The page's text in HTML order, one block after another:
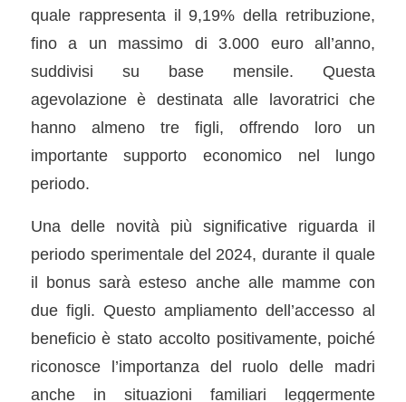
quale rappresenta il 9,19% della retribuzione,
fino a un massimo di 3.000 euro all’anno,
suddivisi su base mensile. Questa
agevolazione è destinata alle lavoratrici che
hanno almeno tre figli, offrendo loro un
importante supporto economico nel lungo
periodo.
Una delle novità più significative riguarda il
periodo sperimentale del 2024, durante il quale
il bonus sarà esteso anche alle mamme con
due figli. Questo ampliamento dell’accesso al
beneficio è stato accolto positivamente, poiché
riconosce l’importanza del ruolo delle madri
anche in situazioni familiari leggermente